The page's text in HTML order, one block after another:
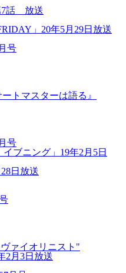
7話 放送
」20年5月29日放送
号
トマスターは語る』
号
ブニング」19年2月5日
日放送
ァイオリニスト"
2月3日放送